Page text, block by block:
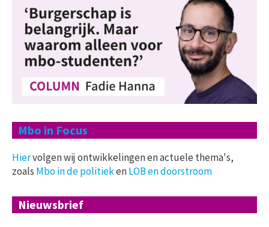
Mbo in Focus
Hiervolgen wij ontwikkelingen en actuele thema's,
zoals Mbo in de politiekenLOB en doorstroom
Nieuwsbrief